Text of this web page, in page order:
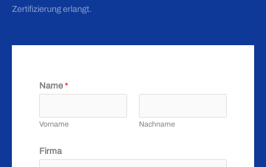
Zertifizierung erlangt.
Name*
Vorname Nachname
Firma